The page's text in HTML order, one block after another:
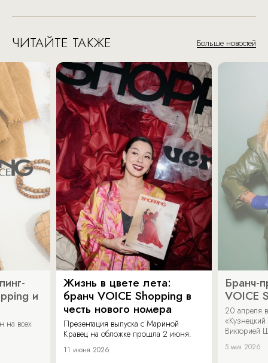
ЧИТАЙТЕ ТАКЖЕ Больше новостей
и
на всех
Жизнь в цвете лета:
бранч VOICE Shopping в
честь нового номера
Презентация выпуска с Мариной
Кравец на обложке прошла 2 июня.
11 июня 2026
Бранч-
VOICE
20 апреля
«Кузнецкий
Викторией
5 мая 2026